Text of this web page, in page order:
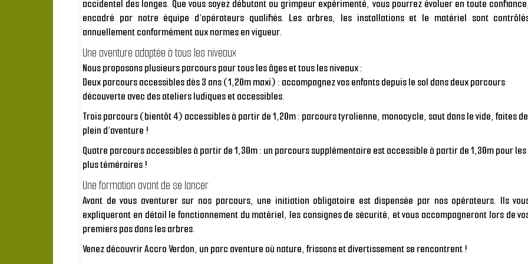
accidentel des longes. Que vous soyezdébutant ou grimpeur expérimenté, vous pourrez évoluer en toute confiance,
encadré par notre équipe d’opérateurs qualifiés. Les arbres, les installations et le matériel sont
annuellement conformément aux normes en vigueur.
Une aventure adaptée à tous les niveaux
Nous proposons plusieurs parcours pour tous les âges et tous les niveaux :
Deux parcours accessibles dès 3 ans (1,20m maxi) : accompagnez vos enfants depuis le sol dans deux parcours
découverte avec des ateliers ludiques et accessibles.
Trois parcours (bientôt 4) accessibles à partir de 1,20m : parcours tyrolienne, monocycle, saut dans le vide, faites de
plein d’aventure !
Quatre parcours accessibles à partir de 1,30m : un parcours supplémentaire est accessible à partir de 1,30m pour les
plus téméraires !
Une formation avant de se lancer
Avant de vous aventurer sur nos parcours, une initiation obligatoire est dispensée par nos opérateurs. Ils
expliqueront en détail le fonctionnement du matériel, les consignes de sécurité, et vous accompagneront lors de
premiers pas dans les arbres.
Venez découvrir Accro Verdon, un parc aventure où nature, frissons et divertissement se rencontrent !